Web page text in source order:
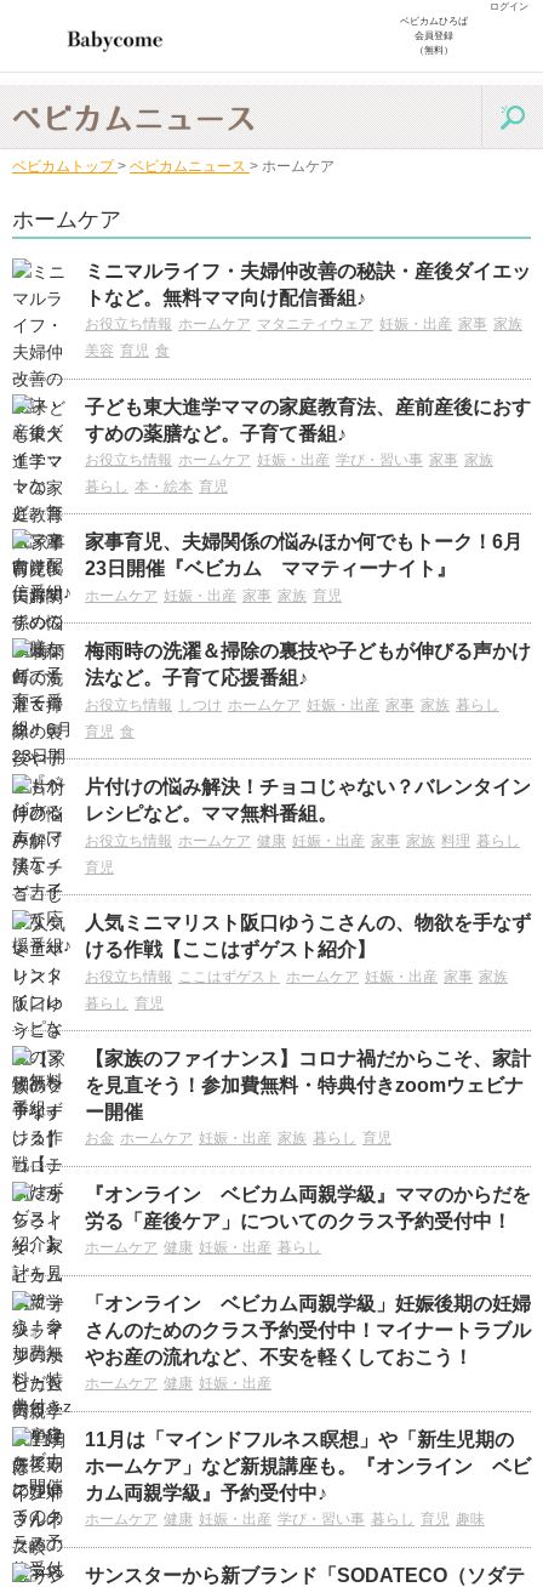
ログイン
ベビカムひろば
会員登録
（無料）
ベビカムトップ > ベビカムニュース > ホームケア
ホームケア
ミニマルライフ・夫婦仲改善の秘訣・産後ダイエッ
トなど。無料ママ向け配信番組♪
お役立ち情報 ホームケア マタニティウェア 妊娠・出産 家事 家族
美容 育児 食
子ども東大進学ママの家庭教育法、産前産後におす
すめの薬膳など。子育て番組♪
お役立ち情報 ホームケア 妊娠・出産 学び・習い事 家事 家族
暮らし 本・絵本 育児
家事育児、夫婦関係の悩みほか何でもトーク！6月
23日開催『ベビカム ママティーナイト』
ホームケア 妊娠・出産 家事 家族 育児
梅雨時の洗濯＆掃除の裏技や子どもが伸びる声かけ
法など。子育て応援番組♪
お役立ち情報 しつけ ホームケア 妊娠・出産 家事 家族 暮らし
育児 食
片付けの悩み解決！チョコじゃない？バレンタイン
レシピなど。ママ無料番組。
お役立ち情報 ホームケア 健康 妊娠・出産 家事 家族 料理 暮らし
育児
人気ミニマリスト阪口ゆうこさんの、物欲を手なず
ける作戦【ここはずゲスト紹介】
お役立ち情報 ここはずゲスト ホームケア 妊娠・出産 家事 家族
暮らし 育児
【家族のファイナンス】コロナ禍だからこそ、家計
を見直そう！参加費無料・特典付きzoomウェビナ
ー開催
お金 ホームケア 妊娠・出産 家族 暮らし 育児
『オンライン ベビカム両親学級』ママのからだを
労る「産後ケア」についてのクラス予約受付中！
ホームケア 健康 妊娠・出産 暮らし
「オンライン ベビカム両親学級」妊娠後期の妊婦
さんのためのクラス予約受付中！マイナートラブル
やお産の流れなど、不安を軽くしておこう！
ホームケア 健康 妊娠・出産
11月は「マインドフルネス瞑想」や「新生児期の
ホームケア」など新規講座も。『オンライン ベビ
カム両親学級』予約受付中♪
ホームケア 健康 妊娠・出産 学び・習い事 暮らし 育児 趣味
サンスターから新ブランド「SODATECO（ソダテ